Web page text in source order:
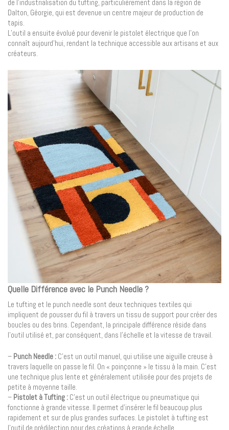
de l’industrialisation du tufting, particulièrement dans la région de
Dalton, Géorgie, qui est devenue un centre majeur de production de
tapis.
L’outil a ensuite évolué pour devenir le pistolet électrique que l’on
connaît aujourd’hui, rendant la technique accessible aux artisans et aux
créateurs.
Quelle Différence avec le Punch Needle ?
Le tufting et le punch needle sont deux techniques textiles qui
impliquent de pousser du fil à travers un tissu de support pour créer des
boucles ou des brins. Cependant, la principale différence réside dans
l’outil utilisé et, par conséquent, dans l’échelle et la vitesse de travail.
– Punch Needle : C’est un outil manuel, qui utilise une aiguille creuse à
travers laquelle on passe le fil. On « poinçonne » le tissu à la main. C’est
une technique plus lente et généralement utilisée pour des projets de
petite à moyenne taille.
– Pistolet à Tufting : C’est un outil électrique ou pneumatique qui
fonctionne à grande vitesse. Il permet d’insérer le fil beaucoup plus
rapidement et sur de plus grandes surfaces. Le pistolet à tufting est
l’outil de prédilection pour des créations à grande échelle.